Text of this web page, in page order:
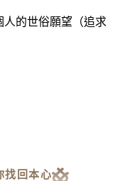
的世俗願望（追求
找回本心